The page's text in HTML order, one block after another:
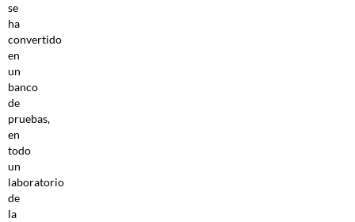
se
ha
convertido
en
un
banco
de
pruebas,
en
todo
un
laboratorio
de
la